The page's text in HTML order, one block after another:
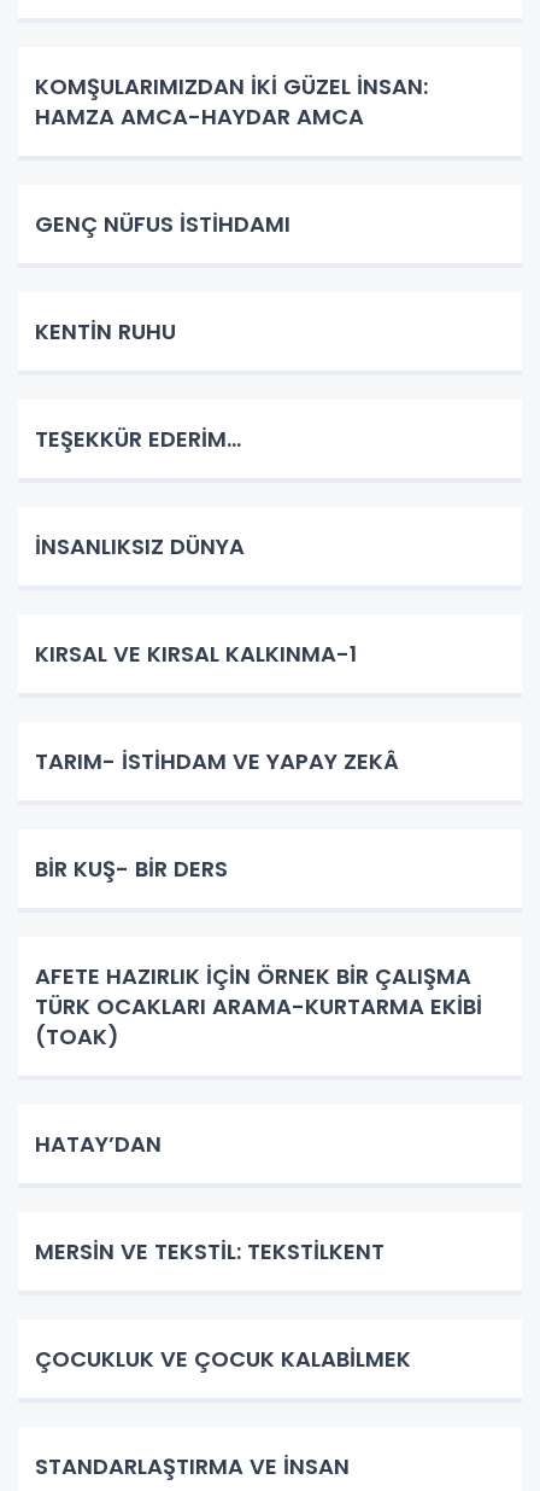
KOMŞULARIMIZDAN İKİ GÜZEL İNSAN:
HAMZA AMCA-HAYDAR AMCA
GENÇ NÜFUS İSTİHDAMI
KENTİN RUHU
TEŞEKKÜR EDERİM…
İNSANLIKSIZ DÜNYA
KIRSAL VE KIRSAL KALKINMA-1
TARIM- İSTİHDAM VE YAPAY ZEKÂ
BİR KUŞ- BİR DERS
AFETE HAZIRLIK İÇİN ÖRNEK BİR ÇALIŞMA
TÜRK OCAKLARI ARAMA-KURTARMA EKİBİ
(TOAK)
HATAY’DAN
MERSİN VE TEKSTİL: TEKSTİLKENT
ÇOCUKLUK VE ÇOCUK KALABİLMEK
STANDARLAŞTIRMA VE İNSAN